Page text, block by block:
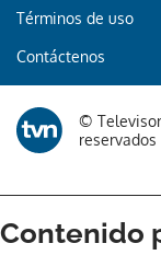
Términos de uso
Contáctenos
©
reservados